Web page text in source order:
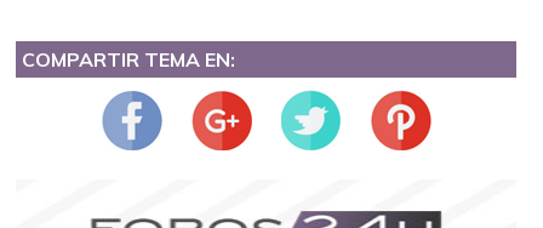
COMPARTIR TEMA EN: